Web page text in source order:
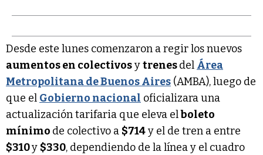
Desde este lunes comenzaron a regir los nuevos
aumentos en colectivosytrenesdel Área
Metropolitana de Buenos Aires (AMBA), luego de
que el Gobierno nacional oficializara una
actualización tarifaria que eleva elboleto
mínimo de colectivo a $714y el de tren a entre
$310y $330, dependiendo de la línea y el cuadro